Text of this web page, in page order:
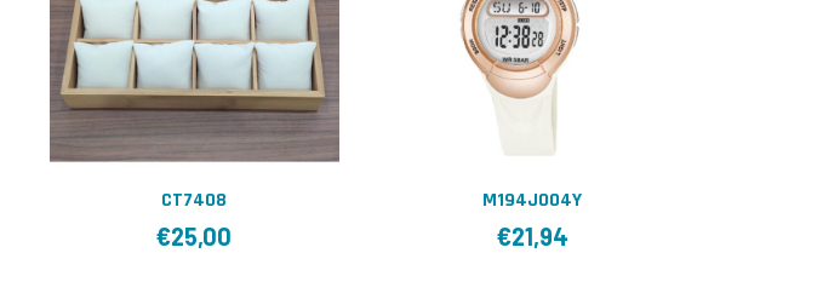
CT7408
€25,00
M194J004Y
€21,94